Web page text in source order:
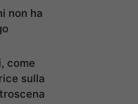
non ha
come
sulla